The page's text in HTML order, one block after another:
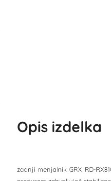
Opis izdelka
zadnji menjalnik GRX RD-